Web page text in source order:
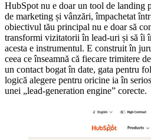
HubSpot nu e doar un tool de landing
de marketing și vânzări, împachetat
obiectivul tău principal nu e doar să
transformi vizitatorii în lead-uri și să îi
acesta e instrumentul. E construit în
ceea ce înseamnă că fiecare trimitere
un contact bogat în date, gata pentru
logică alegere pentru oricine ia în
unei „lead-generation engine” corecte.